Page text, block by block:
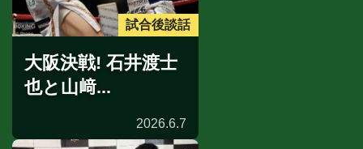
試合後談話
大阪決戦! 石井渡士
也と山﨑...
2026.6.7